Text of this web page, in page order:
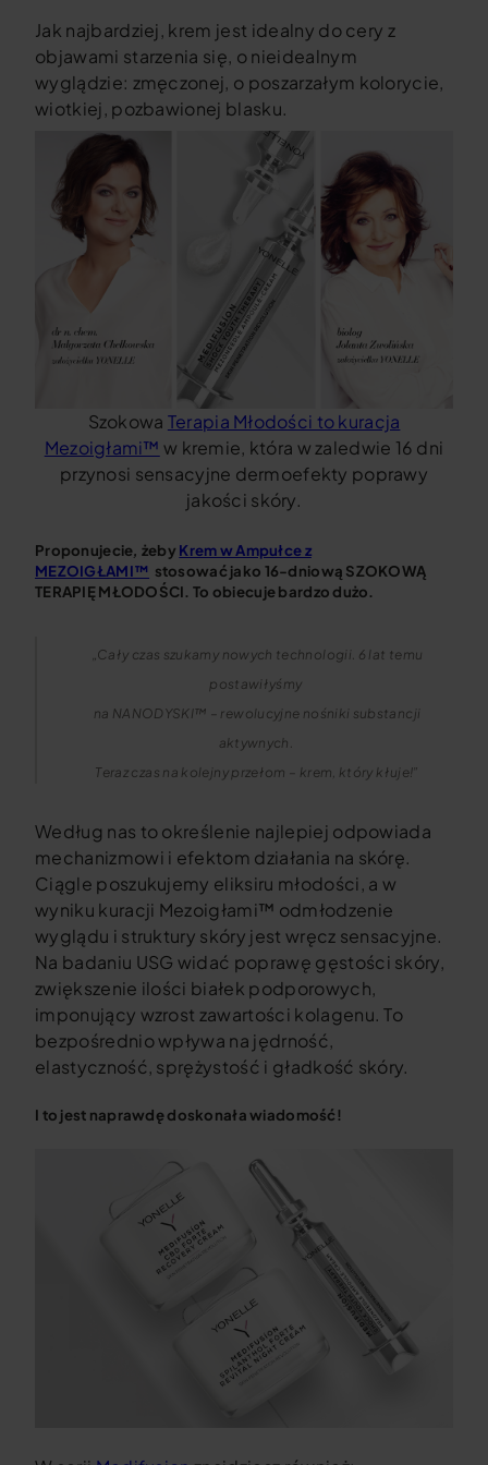
Jak najbardziej, krem jest idealny do cery z
objawami starzenia się, o nieidealnym
wyglądzie: zmęczonej, o poszarzałym kolorycie,
wiotkiej, pozbawionej blasku.
Szokowa Terapia Młodości to kuracja
Mezoigłami™ w kremie, która w zaledwie 16 dni
przynosi sensacyjne dermoefekty poprawy
jakości skóry.
Proponujecie, żeby Krem w Ampułce z
MEZOIGŁAMI™ stosować jako 16-dniową SZOKOWĄ
TERAPIĘ MŁODOŚCI. To obiecuje bardzo dużo.
„Cały czas szukamy nowych technologii. 6 lat temu
postawiłyśmy
na NANODYSKI™ – rewolucyjne nośniki substancji
aktywnych.
Teraz czas na kolejny przełom – krem, który kłuje!”
Według nas to określenie najlepiej odpowiada
mechanizmowi i efektom działania na skórę.
Ciągle poszukujemy eliksiru młodości, a w
wyniku kuracji Mezoigłami™ odmłodzenie
wyglądu i struktury skóry jest wręcz sensacyjne.
Na badaniu USG widać poprawę gęstości skóry,
zwiększenie ilości białek podporowych,
imponujący wzrost zawartości kolagenu. To
bezpośrednio wpływa na jędrność,
elastyczność, sprężystość i gładkość skóry.
I to jest naprawdę doskonała wiadomość!